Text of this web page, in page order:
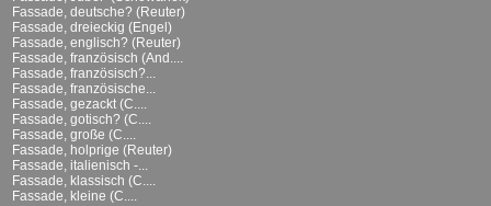
Fassade, deutsche? (Reuter)
Fassade, dreieckig (Engel)
Fassade, englisch? (Reuter)
Fassade, französisch (And....
Fassade, französisch?...
Fassade, französische...
Fassade, gezackt (C....
Fassade, gotisch? (C....
Fassade, große (C....
Fassade, holprige (Reuter)
Fassade, italienisch -...
Fassade, klassisch (C....
Fassade, kleine (C....